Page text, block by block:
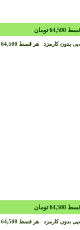
64,500 تومان
بدون کارمزد هر قسط 64,500
64,500 تومان
بدون کارمزد هر قسط 64,500